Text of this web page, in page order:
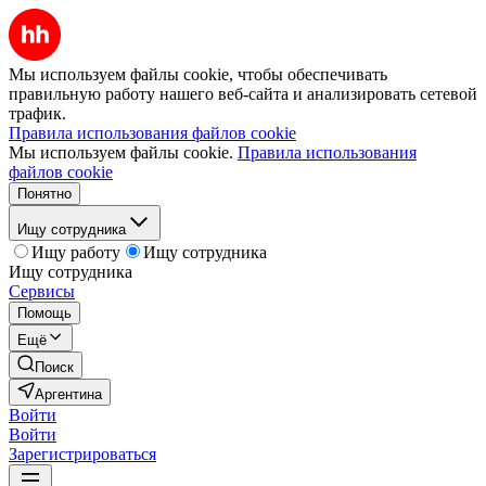
Мы используем файлы cookie, чтобы обеспечивать
правильную работу нашего веб-сайта и анализировать сетевой
трафик.
Правила использования файлов cookie
Мы используем файлы cookie. Правила использования
файлов cookie
Понятно
Ищу сотрудника
Ищу работу
Ищу сотрудника
Ищу сотрудника
Сервисы
Помощь
Ещё
Поиск
Аргентина
Войти
Войти
Зарегистрироваться